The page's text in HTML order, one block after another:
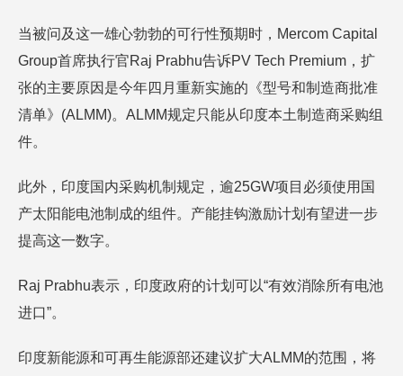
当被问及这一雄心勃勃的可行性预期时，Mercom Capital
Group首席执行官Raj Prabhu告诉PV Tech Premium，扩
张的主要原因是今年四月重新实施的《型号和制造商批准
清单》(ALMM)。ALMM规定只能从印度本土制造商采购组
件。
此外，印度国内采购机制规定，逾25GW项目必须使用国
产太阳能电池制成的组件。产能挂钩激励计划有望进一步
提高这一数字。
Raj Prabhu表示，印度政府的计划可以“有效消除所有电池
进口”。
印度新能源和可再生能源部还建议扩大ALMM的范围，将